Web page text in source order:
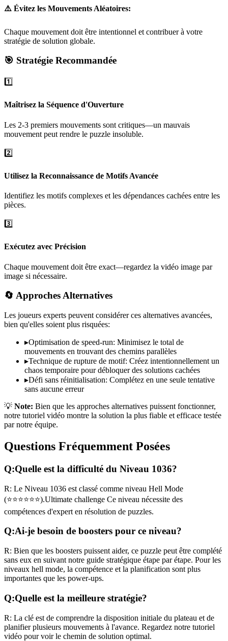
⚠️ Évitez les Mouvements Aléatoires:
Chaque mouvement doit être intentionnel et contribuer à votre
stratégie de solution globale.
🎯 Stratégie Recommandée
1️⃣
Maîtrisez la Séquence d'Ouverture
Les 2-3 premiers mouvements sont critiques—un mauvais
mouvement peut rendre le puzzle insoluble.
2️⃣
Utilisez la Reconnaissance de Motifs Avancée
Identifiez les motifs complexes et les dépendances cachées entre les
pièces.
3️⃣
Exécutez avec Précision
Chaque mouvement doit être exact—regardez la vidéo image par
image si nécessaire.
🔄 Approches Alternatives
Les joueurs experts peuvent considérer ces alternatives avancées,
bien qu'elles soient plus risquées:
▸Optimisation de speed-run: Minimisez le total de
mouvements en trouvant des chemins parallèles
▸Technique de rupture de motif: Créez intentionnellement un
chaos temporaire pour débloquer des solutions cachées
▸Défi sans réinitialisation: Complétez en une seule tentative
sans aucune erreur
💡 Note: Bien que les approches alternatives puissent fonctionner,
notre tutoriel vidéo montre la solution la plus fiable et efficace testée
par notre équipe.
Questions Fréquemment Posées
Q:Quelle est la difficulté du Niveau 1036?
R: Le Niveau 1036 est classé comme niveau Hell Mode
(⭐⭐⭐⭐⭐⭐).Ultimate challenge Ce niveau nécessite des
compétences d'expert en résolution de puzzles.
Q:Ai-je besoin de boosters pour ce niveau?
R: Bien que les boosters puissent aider, ce puzzle peut être complété
sans eux en suivant notre guide stratégique étape par étape. Pour les
niveaux hell mode, la compétence et la planification sont plus
importantes que les power-ups.
Q:Quelle est la meilleure stratégie?
R: La clé est de comprendre la disposition initiale du plateau et de
planifier plusieurs mouvements à l'avance. Regardez notre tutoriel
vidéo pour voir le chemin de solution optimal.